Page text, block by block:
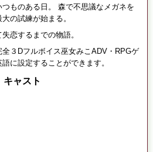
ものある日。 森で不思議なメガネを
の試練が始まる。
恋するまでの物語。
全３Dフルボイス巫女みこADV・RPGゲ
に設定することができます。
キャスト